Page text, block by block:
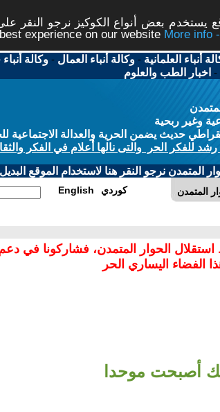
يستخدم بعض أنواع الكوكيز نرجو النقر
experience on our website
أنباء العلمانية -وكالة أنباء العمال -وكالة
- اخبار الطب والعلوم
وغير ربحية
حديث يضمن الحرية والعدالة الاجتماعية
للفكر الحر والتى نالها أعلام في الفكر
المتمدن نرجو النقر هنا لاستخدام الموقع البديل
المتمدن English كوردي
استقلال الحوار المتمدن، فشاركونا في
الفضاء اليساري الحر
أصبحت موحدا